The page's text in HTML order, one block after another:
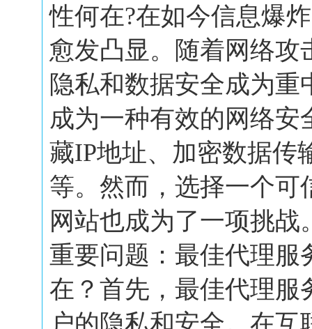
性何在?在如今信息爆
愈发凸显。随着网络攻
隐私和数据安全成为
成为一种有效的网络
藏IP地址、加密数据传
等。然而，选择一个可
网站也成为了一项挑
重要问题：最佳代理服
在？首先，最佳代理服
户的隐私和安全。在